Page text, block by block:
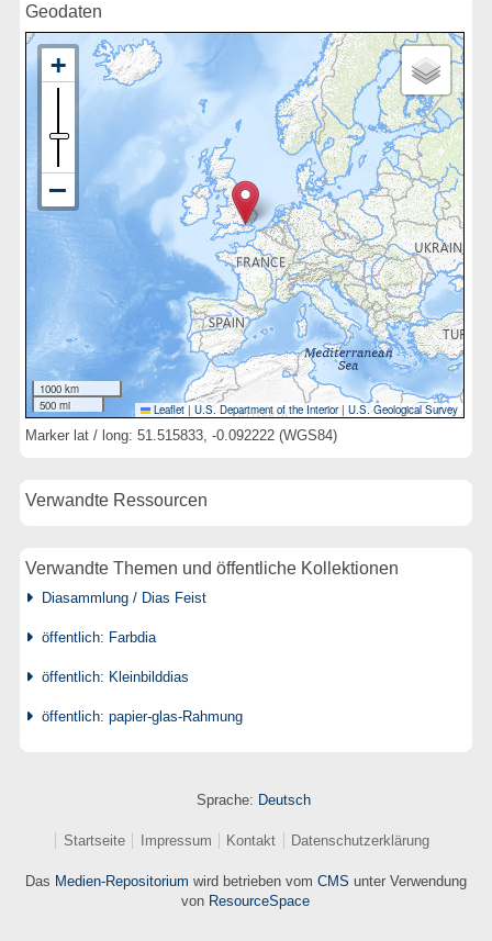
Geodaten
1000 km
500 mi
Leaflet | U.S. Department of the Interior|U.S. Geological Survey
Marker lat / long: 51.515833, -0.092222 (WGS84)
Verwandte Ressourcen
Verwandte Themen und öffentliche Kollektionen
Diasammlung / Dias Feist
öffentlich: Farbdia
öffentlich: Kleinbilddias
öffentlich: papier-glas-Rahmung
Sprache: Deutsch
Startseite Impressum Kontakt Datenschutzerklärung
Das Medien-Repositorium wird betrieben vom CMS unter Verwendung
von ResourceSpace